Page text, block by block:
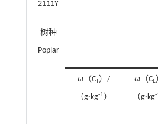
2111Y
树种
Poplar
ω（CT）/
（g·kg-1 ）
ω（CL
（g·kg-